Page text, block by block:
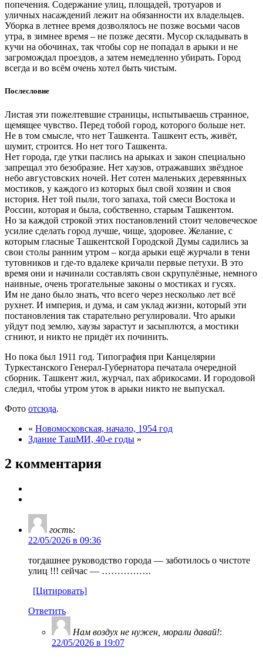
попечения. Содержание улиц, площадей, тротуаров и
уличных насаждений лежит на обязанности их владельцев.
Уборка в летнее время дозволялось не позже восьми часов
утра, в зимнее время – не позже десяти. Мусор складывать в
кучи на обочинах, так чтобы сор не попадал в арыки и не
загромождал проездов, а затем немедленно убирать. Город
всегда и во всём очень хотел быть чистым.
Послесловие
Листая эти пожелтевшие страницы, испытываешь странное,
щемящее чувство. Перед тобой город, которого больше нет.
Не в том смысле, что нет Ташкента. Ташкент есть, живёт,
шумит, строится. Но нет того Ташкента.
Нет города, где утки паслись на арыках и закон специально
запрещал это безобразие. Нет хаузов, отражавших звёздное
небо августовских ночей. Нет сотен маленьких деревянных
мостиков, у каждого из которых был свой хозяин и своя
история. Нет той пыли, того запаха, той смеси Востока и
России, которая и была, собственно, старым Ташкентом.
Но за каждой строкой этих постановлений стоит человеческое
усилие сделать город лучше, чище, здоровее. Желание, с
которым гласные Ташкентской Городской Думы садились за
свои столы ранним утром – когда арыки ещё журчали в тени
тутовников и где-то вдалеке кричали первые петухи. В это
время они и начинали составлять свои скрупулёзные, немного
наивные, очень трогательные законы о мостиках и гусях.
Им не дано было знать, что всего через несколько лет всё
рухнет. И империя, и дума, и сам уклад жизни, который эти
постановления так старательно регулировали. Что арыки
уйдут под землю, хаузы зарастут и засыплются, а мостики
сгниют, и никто не придёт их починить.
Но пока был 1911 год. Типография при Канцелярии
Туркестанского Генерал-Губернатора печатала очередной
сборник. Ташкент жил, журчал, пах абрикосами. И городовой
следил, чтобы утром уток в арыки никто не выпускал.
Фото отсюда.
« Новомосковская, начало, 1954 год
Здание ТашМИ, 40-е годы »
2 комментария
гость:
22/05/2026 в 09:36
тогдашнее руководство города — заботилось о чистоте
улиц !!! сейчас — …………….
[Цитировать]
Ответить
Нам воздух не нужен, морали давай!:
22/05/2026 в 19:07